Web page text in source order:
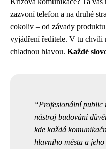
zazvoní telefon a na druhé
cokoliv – od závady
vyjádření ředitele. V tu chvíli
chladnou hlavou. Každé
Profesionální public
nástroj budování
kde každá
hlavního města a